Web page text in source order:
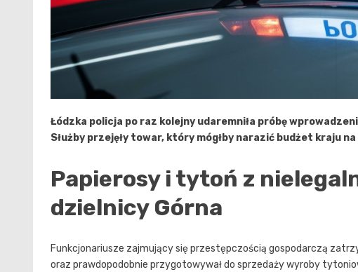
Łódzka policja po raz kolejny udaremniła próbę
Służby przejęły towar, który mógłby narazić budżet kraju
Papierosy i tytoń z
dzielnicy Górna
Funkcjonariusze zajmujący się przestępczością gospodarczą
oraz prawdopodobnie przygotowywał do sprzedaży wyroby